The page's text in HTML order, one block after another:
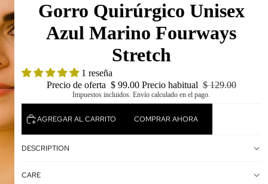
Gorro Quirúrgico Unisex
Azul Marino Fourways
Stretch
1 reseña
Precio de oferta $ 99.00 Precio habitual $ 129.00
Impuestos incluidos. Envío calculado en el pago.
AGREGAR AL CARRITO COMPRAR AHORA
DESCRIPTION
CARE